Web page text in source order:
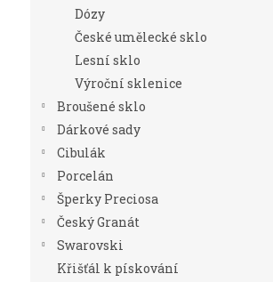
Dózy
České umělecké sklo
Lesní sklo
Výroční sklenice
Broušené sklo
Dárkové sady
Cibulák
Porcelán
Šperky Preciosa
Český Granát
Swarovski
Křišťál k pískování